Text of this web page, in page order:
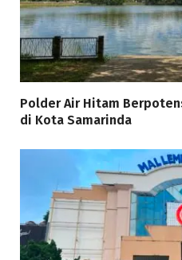
Polder Air Hitam
di Kota Samarinda